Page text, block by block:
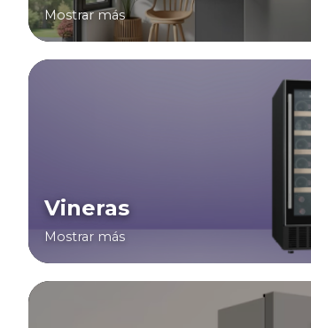
Mostrar más
Vineras
Mostrar más